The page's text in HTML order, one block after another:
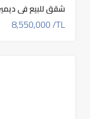
شقق للبيع في
8,550,000 /TL